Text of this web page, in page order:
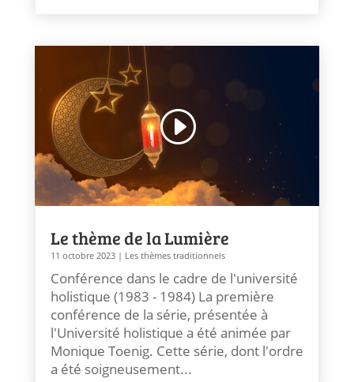
Le thème de la Lumière
11 octobre 2023| Les thèmes traditionnels
Conférence dans le cadre de l'université
holistique (1983 - 1984) La première
conférence de la série, présentée à
l'Université holistique a été animée par
Monique Toenig. Cette série, dont l'ordre
a été soigneusement...